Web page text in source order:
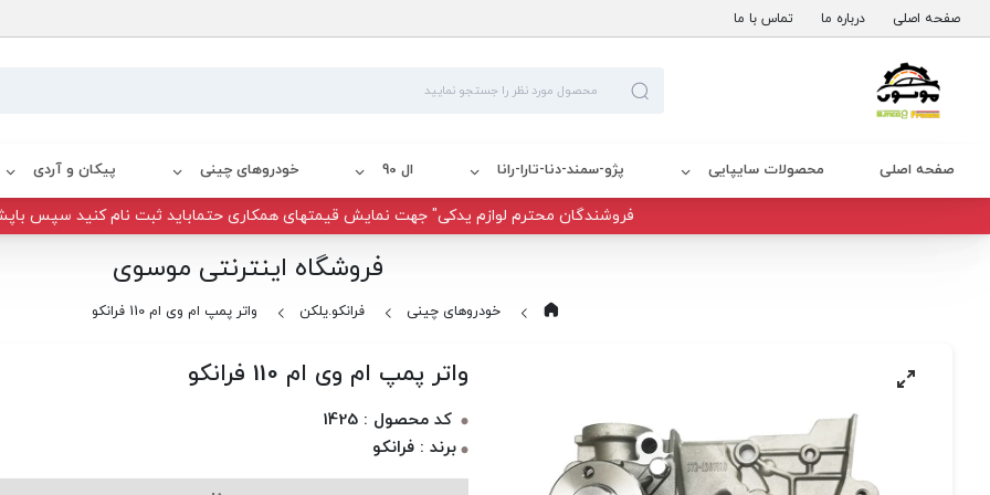
صفحه اصلی درباره ما تماس با ما
صفحه اصلی محصولات سایپایی پژو-سمند-دنا-تارا-رانا ال 90 خودروهای چینی پیکان و آردی
فروشندگان محترم لوازم یدکی" جهت نمایش قیمتهای همکاری حتماباید ثبت نام کنید سپس
فروشگاه اینترنتی موسوی
خودروهای چینی فرانکو.یلکن واتر پمپ ام وی ام 110 فرانکو
واتر پمپ ام وی ام 110 فرانکو
کد محصول : 1425
برند : فرانکو